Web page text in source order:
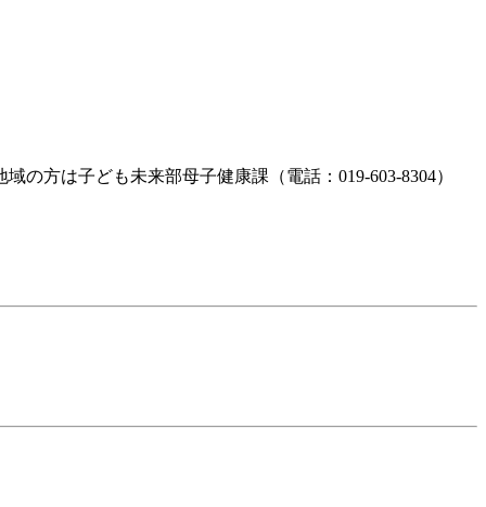
方は子ども未来部母子健康課（電話：019-603-8304）